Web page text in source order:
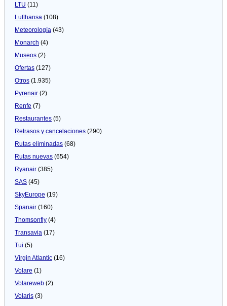
LTU (11)
Lufthansa (108)
Meteorologí­a (43)
Monarch (4)
Museos (2)
Ofertas (127)
Otros (1.935)
Pyrenair (2)
Renfe (7)
Restaurantes (5)
Retrasos y cancelaciones (290)
Rutas eliminadas (68)
Rutas nuevas (654)
Ryanair (385)
SAS (45)
SkyEurope (19)
Spanair (160)
Thomsonfly (4)
Transavia (17)
Tui (5)
Virgin Atlantic (16)
Volare (1)
Volareweb (2)
Volaris (3)